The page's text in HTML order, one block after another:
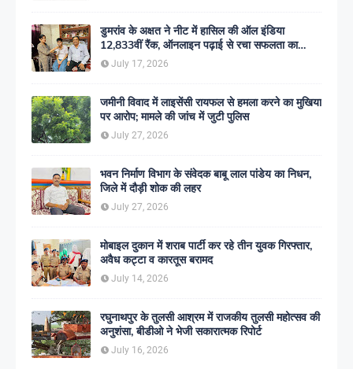
डुमरांव के अक्षत ने नीट में हासिल की ऑल इंडिया
12,833वीं रैंक, ऑनलाइन पढ़ाई से रचा सफलता का
इतिहास
July 17, 2026
जमीनी विवाद में लाइसेंसी रायफल से हमला करने का मुखिया
पर आरोप; मामले की जांच में जुटी पुलिस
July 27, 2026
भवन निर्माण विभाग के संवेदक बाबू लाल पांडेय का निधन,
जिले में दौड़ी शोक की लहर
July 27, 2026
मोबाइल दुकान में शराब पार्टी कर रहे तीन युवक गिरफ्तार,
अवैध कट्टा व कारतूस बरामद
July 14, 2026
रघुनाथपुर के तुलसी आश्रम में राजकीय तुलसी महोत्सव की
अनुशंसा, बीडीओ ने भेजी सकारात्मक रिपोर्ट
July 16, 2026